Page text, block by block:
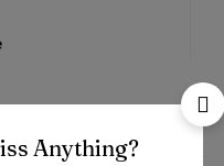
Anything?